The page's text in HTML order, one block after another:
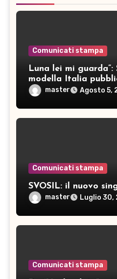
Comunicati stampa
Luna lei mi guarda”:
modella Italia
ineditimaster Agosto 5,
Comunicati stampa
SVOSIL: il nuovo
master Luglio 30,
Comunicati stampa